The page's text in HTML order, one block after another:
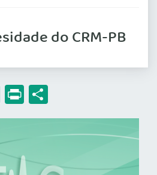
do CRM-PB
Email
Print